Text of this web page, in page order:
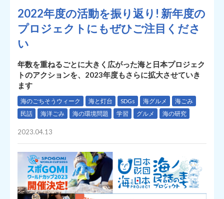
2022年度の活動を振り返り! 新年度の
プロジェクトにもぜひご注目くださ
い
年数を重ねるごとに大きく広がった海と日本プロジェク
トのアクションを、2023年度もさらに拡大させていき
ます
海のごちそうウィーク 海と灯台 SDGs 海グルメ
海ごみ
民話
海洋ごみ 海の環境問題 学習 グルメ 海の研究
2023.04.13